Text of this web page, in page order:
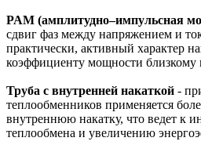
PAM (амплитудно–импульсная
сдвиг фаз между напряжением и
практически, активный характер
коэффициенту мощности близкому
Труба с внутренней накаткой -
теплообменников применяется
внутреннюю накатку, что ведет к
теплообмена и увеличению